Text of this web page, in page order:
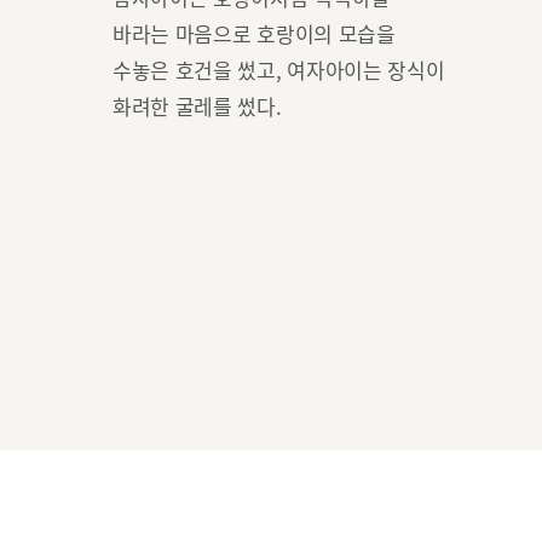
바라는 마음으로 호랑이의 모습을
수놓은 호건을 썼고, 여자아이는 장식이
화려한 굴레를 썼다.